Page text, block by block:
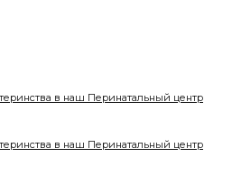
в наш Перинатальный центр
в наш Перинатальный центр